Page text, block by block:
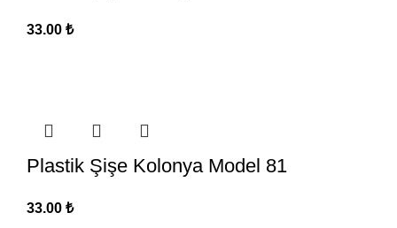
33.00 ₺
Plastik Şişe Kolonya Model 81
33.00 ₺